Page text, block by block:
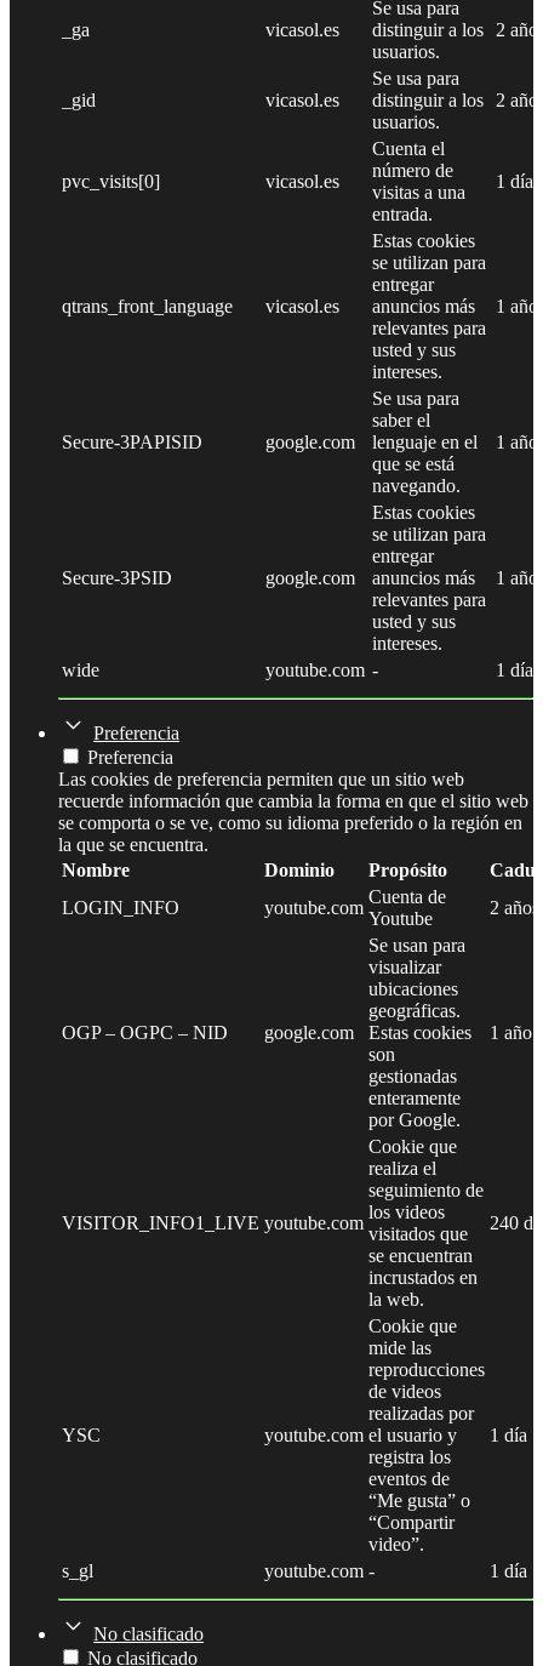
_ga vicasol.es
Se usa para
distinguir a los
usuarios.
2
_gid vicasol.es
Se usa para
distinguir a los
usuarios.
2
pvc_visits[0] vicasol.es
Cuenta el
número de
visitas a una
entrada.
1 día
qtrans_front_language vicasol.es
Estas cookies
se utilizan para
entregar
anuncios más
relevantes para
usted y sus
intereses.
1 año
Secure-3PAPISID google.com
Se usa para
saber el
lenguaje en el
que se está
navegando.
1 año
Secure-3PSID google.com
Estas cookies
se utilizan para
entregar
anuncios más
relevantes para
usted y sus
intereses.
1 año
wide youtube.com - 1 día
Preferencia
Preferencia
Las cookies de preferencia permiten que un sitio web
recuerde información que cambia la forma en que el sitio web
se comporta o se ve, como su idioma preferido o la región en
la que se encuentra.
Nombre
Dominio Propósito
LOGIN_INFO
youtube.com
Cuenta de
Youtube
2 años
OGP – OGPC – NID google.com
Se usan para
visualizar
ubicaciones
geográficas.
Estas cookies
son
gestionadas
enteramente
por Google.
1 año
VISITOR_INFO1_LIVE youtube.com
Cookie que
realiza el
seguimiento de
los videos
visitados que
se encuentran
incrustados en
la web.
240
YSC youtube.com
Cookie que
mide las
reproducciones
de videos
realizadas por
el usuario y
registra los
eventos de
“Me gusta” o
“Compartir
video”.
1 día
s_gl youtube.com - 1 día
No clasificado
No clasificado